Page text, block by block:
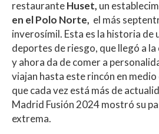
p
k
r
restauranteHuset, un
en el Polo Norte, el más
inverosímil. Esta es la historia de
deportes de riesgo, que llegó a
y ahora da de comer a
viajan hasta este rincón en
que cada vez está más de
Madrid Fusión 2024 mostró su
extrema.